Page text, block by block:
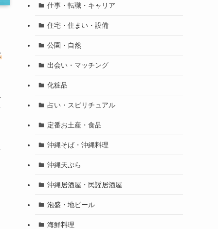
仕事・転職・キャリア
住宅・住まい・設備
公園・自然
出会い・マッチング
化粧品
占い・スピリチュアル
定番お土産・食品
沖縄そば・沖縄料理
沖縄天ぷら
沖縄居酒屋・民謡居酒屋
泡盛・地ビール
海鮮料理